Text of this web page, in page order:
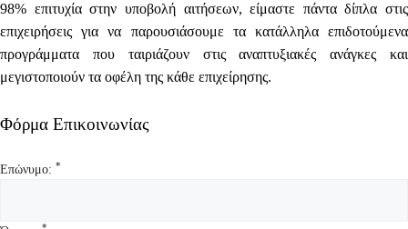
98% επιτυχία στην υποβολή αιτήσεων, είμαστε πάντα δίπλα στις
επιχειρήσεις για να παρουσιάσουμε τα κατάλληλα επιδοτούμενα
προγράμματα που ταιριάζουν στις αναπτυξιακές ανάγκες και
μεγιστοποιούν τα οφέλη της κάθε επιχείρησης.
Φόρμα Επικοινωνίας
Επώνυμο: *